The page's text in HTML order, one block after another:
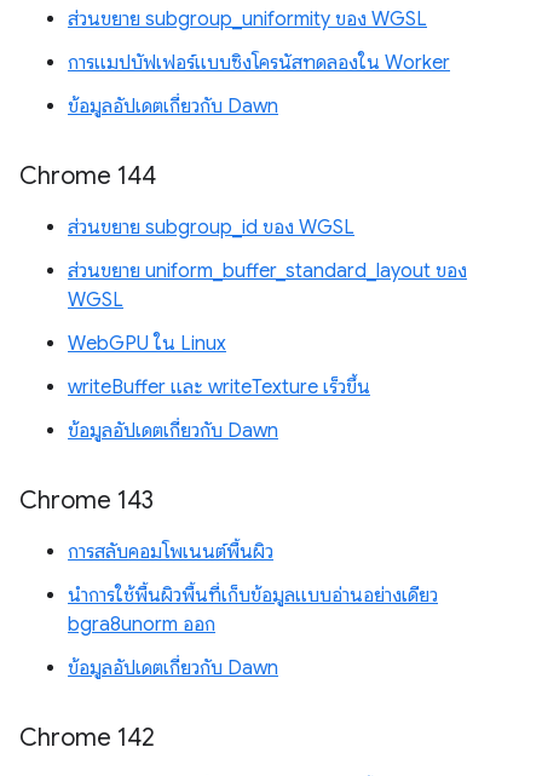
ส่วนขยาย subgroup_uniformity ของ WGSL
การแมปบัฟเฟอร์แบบซิงโครนัสทดลองใน Worker
ข้อมูลอัปเดตเกี่ยวกับ Dawn
Chrome 144
ส่วนขยาย subgroup_id ของ WGSL
ส่วนขยาย uniform_buffer_standard_layout ของ
WGSL
WebGPU ใน Linux
writeBuffer และ writeTexture เร็วขึ้น
ข้อมูลอัปเดตเกี่ยวกับ Dawn
Chrome 143
การสลับคอมโพเนนต์พื้นผิว
นำการใช้พื้นผิวพื้นที่เก็บข้อมูลแบบอ่านอย่างเดียว
bgra8unorm ออก
ข้อมูลอัปเดตเกี่ยวกับ Dawn
Chrome 142